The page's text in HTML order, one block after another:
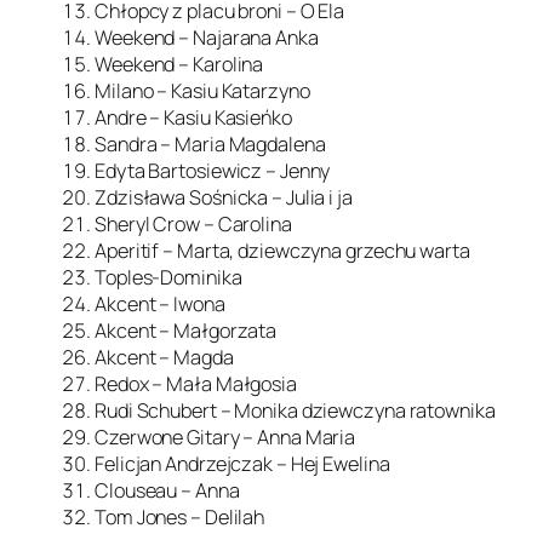
Chłopcy z placu broni – O Ela
Weekend – Najarana Anka
Weekend – Karolina
Milano – Kasiu Katarzyno
Andre – Kasiu Kasieńko
Sandra – Maria Magdalena
Edyta Bartosiewicz – Jenny
Zdzisława Sośnicka – Julia i ja
Sheryl Crow – Carolina
Aperitif – Marta, dziewczyna grzechu warta
Toples-Dominika
Akcent – Iwona
Akcent – Małgorzata
Akcent – Magda
Redox – Mała Małgosia
Rudi Schubert – Monika dziewczyna ratownika
Czerwone Gitary – Anna Maria
Felicjan Andrzejczak – Hej Ewelina
Clouseau – Anna
Tom Jones – Delilah